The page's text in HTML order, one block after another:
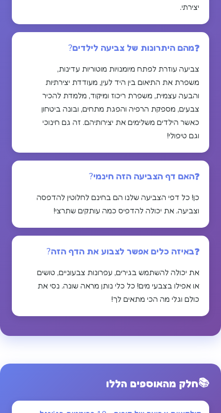
יצירתי.
מהם היתרונות של צביעה לילדים?
צביעה עוזרת לפתח מיומנויות מוטוריות עדינות,
משפרת את התיאום בין היד לעין, מעודדת יצירתיות
והבעה עצמית, משפרת ריכוז ומיקוד, מלמדת להכיר
צבעים, מספקת הרפיה והפגת מתחים, ובונה ביטחון
כאשר הילדים משלימים את יצירותיהם. זה גם חינוכי
וגם טיפולי!
האם דף הצביעה הזה חינמי?
כן! כל דפי הצביעה שלנו הם בחינם לחלוטין להדפסה
וצביעה. את יכולה להדפיס כמה עותקים שתרצי!
באיזה כלים אפשר לצבוע את הדף הזה?
את יכולה להשתמש בגירים, עפרונות צבעוניים, טושים
או אפילו בצבעי מים! כל כלי נותן מראה שונה. נסי את
כולם וגלי מה הכי מתאים לך!
📚חלק מהאוספים הללו